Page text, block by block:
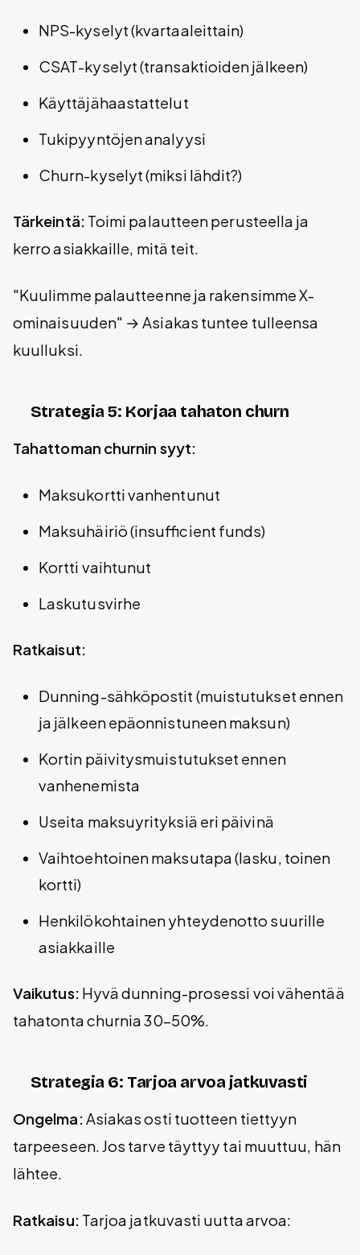
NPS-kyselyt (kvartaaleittain)
CSAT-kyselyt (transaktioiden jälkeen)
Käyttäjähaastattelut
Tukipyyntöjen analyysi
Churn-kyselyt (miksi lähdit?)
Tärkeintä: Toimi palautteen perusteella ja
kerro asiakkaille, mitä teit.
"Kuulimme palautteenne ja rakensimme X-
ominaisuuden" → Asiakas tuntee tulleensa
kuulluksi.
Strategia 5: Korjaa tahaton churn
Tahattoman churnin syyt:
Maksukortti vanhentunut
Maksuhäiriö (insufficient funds)
Kortti vaihtunut
Laskutusvirhe
Ratkaisut:
Dunning-sähköpostit (muistutukset ennen
ja jälkeen epäonnistuneen maksun)
Kortin päivitysmuistutukset ennen
vanhenemista
Useita maksuyrityksiä eri päivinä
Vaihtoehtoinen maksutapa (lasku, toinen
kortti)
Henkilökohtainen yhteydenotto suurille
asiakkaille
Vaikutus: Hyvä dunning-prosessi voi vähentää
tahatonta churnia 30-50%.
Strategia 6: Tarjoa arvoa jatkuvasti
Ongelma:Asiakas osti tuotteen tiettyyn
tarpeeseen. Jos tarve täyttyy tai muuttuu, hän
lähtee.
Ratkaisu: Tarjoa jatkuvasti uutta arvoa: